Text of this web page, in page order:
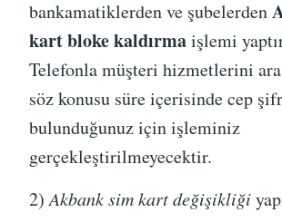
bankamatiklerden ve şubelerden
kart bloke kaldırmaişlemi
Telefonla müşteri hizmetlerini
söz konusu süre içerisinde cep
bulunduğunuz için işleminiz
gerçekleştirilmeyecektir.
2)Akbank sim kart değişikliği